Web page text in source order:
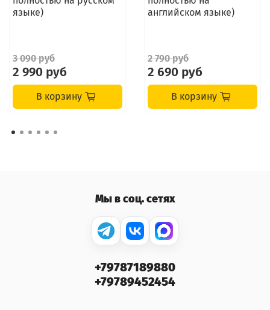
языке)
3 090 руб
2 990 руб
В корзину
английском языке)
2 790 руб
2 690 руб
В корзину
Мы в соц. сетях
+79787189880
+79789452454